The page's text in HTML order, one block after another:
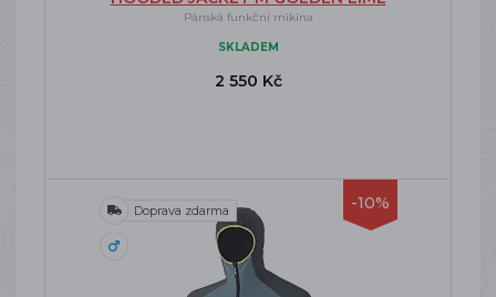
Pánská funkční mikina
SKLADEM
2 550 Kč
-10%
Doprava zdarma